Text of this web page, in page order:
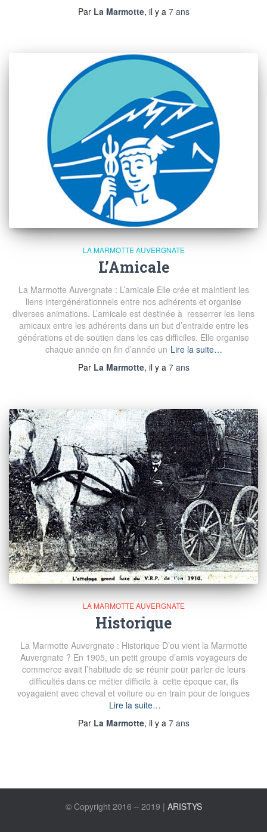
Par La Marmotte, il y a 7 ans
LA MARMOTTE AUVERGNATE
L’Amicale
La Marmotte Auvergnate : L’amicale Elle crée et maintient les
liens intergénérationnels entre nos adhérents et organise
diverses animations. L’amicale est destinée à resserrer les liens
amicaux entre les adhérents dans un but d’entraide entre les
générations et de soutien dans les cas difficiles. Elle organise
chaque année en fin d’année un Lire la suite…
Par La Marmotte, il y a 7 ans
LA MARMOTTE AUVERGNATE
Historique
La Marmotte Auvergnate : Historique D’ou vient la Marmotte
Auvergnate ? En 1905, un petit groupe d’amis voyageurs de
commerce avait l’habitude de se réunir pour parler de leurs
difficultés dans ce métier difficile à cette époque car, ils
voyagaient avec cheval et voiture ou en train pour de longues
Lire la suite…
Par La Marmotte, il y a 7 ans
© Copyright 2016 – 2019 | ARISTYS